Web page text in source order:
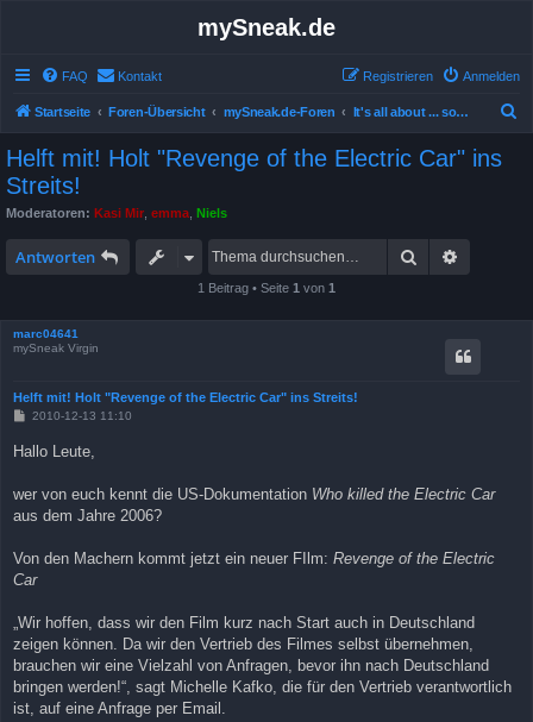
mySneak.de
FAQ Kontakt Anmelden
Registrieren
Startseite Foren-Übersicht mySneak.de-Foren It's all about ... something!
Helft mit! Holt "Revenge of the Electric Car" ins
Streits!
Moderatoren: Kasi Mir emma Niels
Antworten Suche
1 Beitrag • Seite 1 von 1
marc04641
mySneak Virgin
Helft mit! Holt "Revenge of the Electric Car" ins Streits!
B
t
g
2010-12-13 11:10
Hallo Leute,
wer von euch kennt die US-Dokumentation Who killed the Electric Car
aus dem Jahre 2006?
Von den Machern kommt jetzt ein neuer FIlm: Revenge of the Electric
Car
„Wir hoffen, dass wir den Film kurz nach Start auch in Deutschland
zeigen können. Da wir den Vertrieb des Filmes selbst übernehmen,
brauchen wir eine Vielzahl von Anfragen, bevor ihn nach Deutschland
bringen werden!“, sagt Michelle Kafko, die für den Vertrieb verantwortlich
ist, auf eine Anfrage per Email.